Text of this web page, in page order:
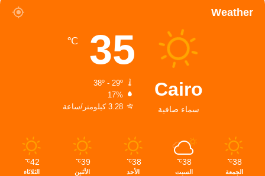
Weather
Cairo
سماء صافية
35
℃
38º - 29º
17%
3.28 كيلومتر/ساعة
38
℃
الجمعة
38
℃
السبت
38
℃
الأحد
39
℃
الأثنين
42
℃
الثلاثاء